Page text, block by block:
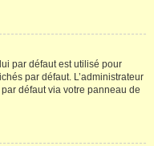
par défaut est utilisé pour
par défaut. L’administrateur
défaut via votre panneau de